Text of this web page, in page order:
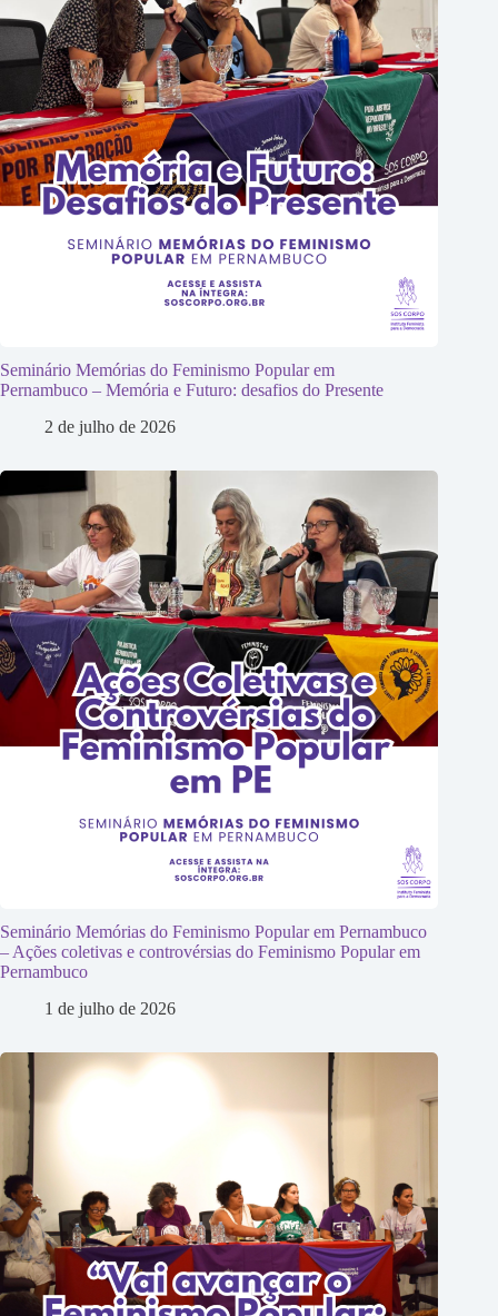
Seminário Memórias do Feminismo Popular em
Pernambuco – Memória e Futuro: desafios do Presente
2 de julho de 2026
Seminário Memórias do Feminismo Popular em Pernambuco
– Ações coletivas e controvérsias do Feminismo Popular em
Pernambuco
1 de julho de 2026